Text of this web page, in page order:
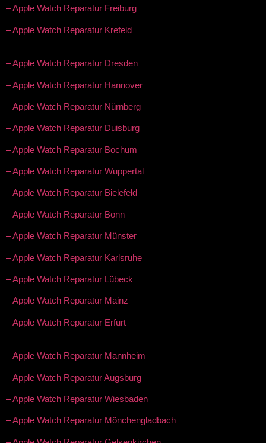
– Apple Watch Reparatur Freiburg
– Apple Watch Reparatur Krefeld
– Apple Watch Reparatur Dresden
– Apple Watch Reparatur Hannover
– Apple Watch Reparatur Nürnberg
– Apple Watch Reparatur Duisburg
– Apple Watch Reparatur Bochum
– Apple Watch Reparatur Wuppertal
– Apple Watch Reparatur Bielefeld
– Apple Watch Reparatur Bonn
– Apple Watch Reparatur Münster
– Apple Watch Reparatur Karlsruhe
– Apple Watch Reparatur Lübeck
– Apple Watch Reparatur Mainz
– Apple Watch Reparatur Erfurt
– Apple Watch Reparatur Mannheim
– Apple Watch Reparatur Augsburg
– Apple Watch Reparatur Wiesbaden
– Apple Watch Reparatur Mönchengladbach